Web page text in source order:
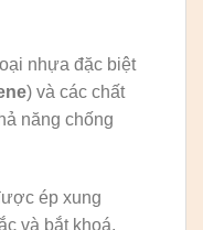
nhựa đặc biệt
) và các chất
năng chống
ép xung
và bắt khoá.